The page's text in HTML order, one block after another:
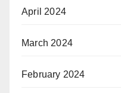
April 2024
March 2024
February 2024